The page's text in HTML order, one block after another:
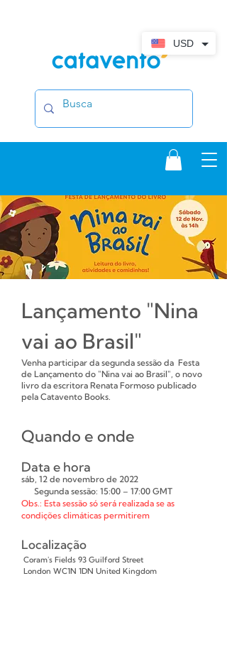
Lançamento "Nina
vai ao Brasil"
Venha participar da segunda sessão da Festa
de Lançamento do "Nina vai ao Brasil", o novo
livro da escritora Renata Formoso publicado
pela Catavento Books.
Quando e onde
Localização
Coram's Fields 93 Guilford Street
London WC1N 1DN United Kingdom
Data e hora
sáb, 12 de novembro de 2022
Segunda sessão: 15:00 – 17:00 GMT
Obs.: Esta sessão só será realizada se as
condições climáticas permitirem
USD